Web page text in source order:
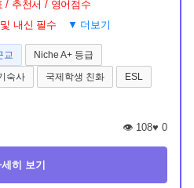
/ 추천서 / 영어점수
내신 필수 ▼ 더보기
교
Niche A+ 등급
숙사 국제학생 친화
ESL
👁️ 108♥ 0
히 보기